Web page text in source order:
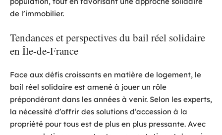
de l’immobilier.
Tendances et perspectives du bail réel solidaire
en Île-de-France
Face aux défis croissants en matière de logement, le
bail réel solidaire est amené à jouer un rôle
prépondérant dans les années à venir. Selon les experts,
la nécessité d’offrir des solutions d’accession à la
propriété pour tous est de plus en plus pressante. Avec